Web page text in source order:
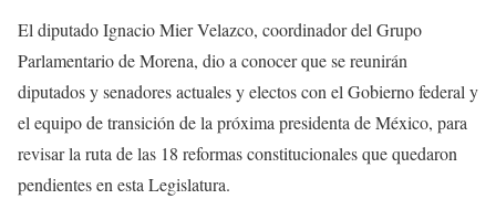
El diputado Ignacio Mier Velazco, coordinador del Grupo
Parlamentario de Morena, dio a conocer que se reunirán
diputados y senadores actuales y electos con el Gobierno federal y
el equipo de transición de la próxima presidenta de México, para
revisar la ruta de las 18 reformas constitucionales que quedaron
pendientes en esta Legislatura.